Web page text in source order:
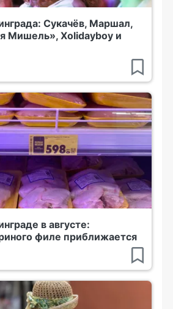
Сукачёв, Маршал,
Мишель», Xolidayboy и
в августе:
филе приближается